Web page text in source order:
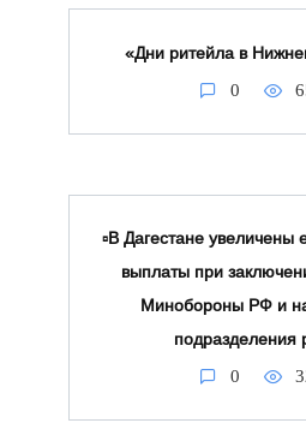
«Дни ритейла в
0
▫️В Дагестане увеличены
выплаты при
Минобороны РФ и
подразделения
0